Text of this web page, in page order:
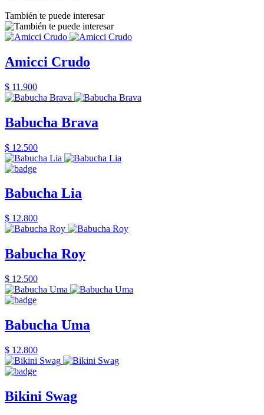
También te puede interesar
Amicci Crudo
$ 11.900
Babucha Brava
$ 12.500
Babucha Lia
$ 12.800
Babucha Roy
$ 12.500
Babucha Uma
$ 12.800
Bikini Swag